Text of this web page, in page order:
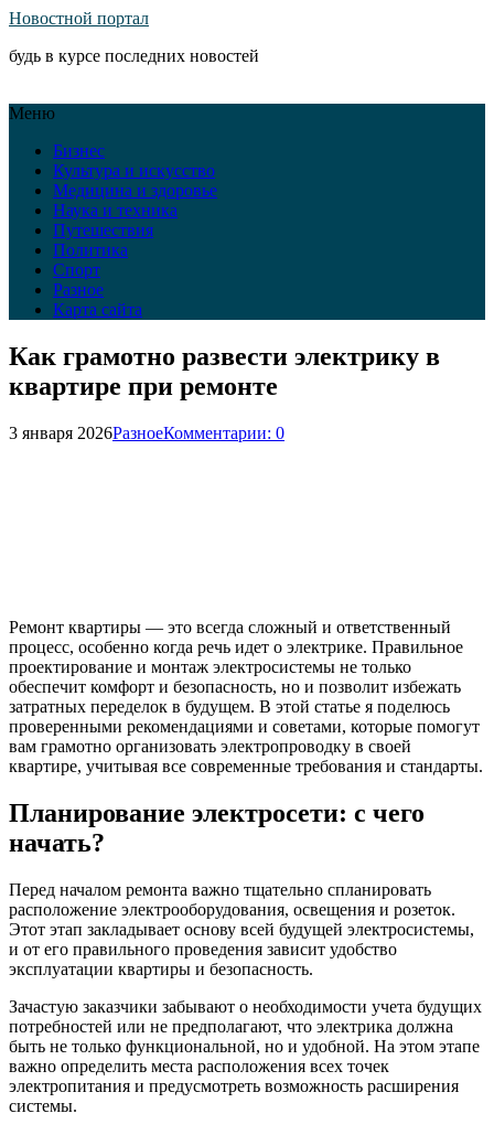
Новостной портал
будь в курсе последних новостей
Меню
Бизнес
Культура и искусство
Медицина и здоровье
Наука и техника
Путешествия
Политика
Спорт
Разное
Карта сайта
Как грамотно развести электрику в
квартире при ремонте
3 января 2026РазноеКомментарии: 0
Ремонт квартиры — это всегда сложный и ответственный
процесс, особенно когда речь идет о электрике. Правильное
проектирование и монтаж электросистемы не только
обеспечит комфорт и безопасность, но и позволит избежать
затратных переделок в будущем. В этой статье я поделюсь
проверенными рекомендациями и советами, которые помогут
вам грамотно организовать электропроводку в своей
квартире, учитывая все современные требования и стандарты.
Планирование электросети: с чего
начать?
Перед началом ремонта важно тщательно спланировать
расположение электрооборудования, освещения и розеток.
Этот этап закладывает основу всей будущей электросистемы,
и от его правильного проведения зависит удобство
эксплуатации квартиры и безопасность.
Зачастую заказчики забывают о необходимости учета будущих
потребностей или не предполагают, что электрика должна
быть не только функциональной, но и удобной. На этом этапе
важно определить места расположения всех точек
электропитания и предусмотреть возможность расширения
системы.